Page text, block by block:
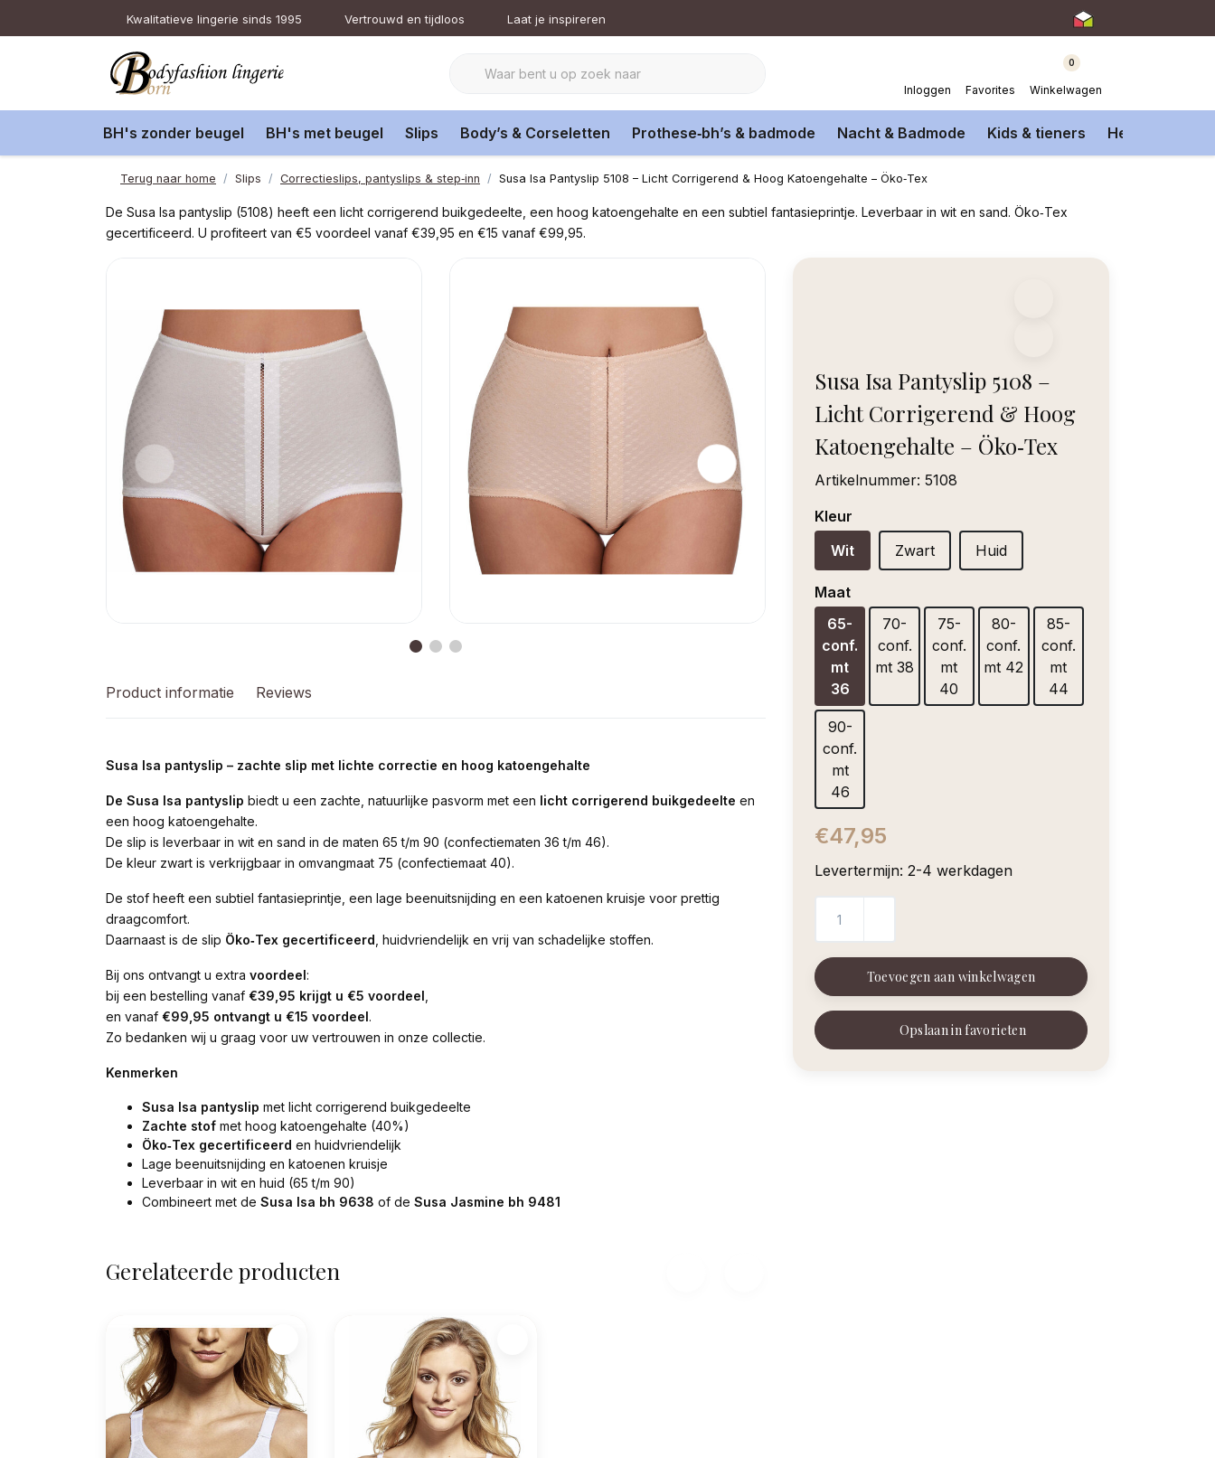
Kwalitatieve lingerie sinds 1995 Vertrouwd en tijdloos Laat je inspireren
Inloggen Favorites
0
Winkelwagen
BH's zonder beugel BH's met beugel Slips Body’s & Corseletten Prothese‑bh’s & badmode Nacht & Badmode Kids & tieners Heren
Terug naar home Slips Correctieslips, pantyslips & step‑inn Susa Isa Pantyslip 5108 – Licht Corrigerend & Hoog Katoengehalte – Öko‑Tex
De Susa Isa pantyslip (5108) heeft een licht corrigerend buikgedeelte, een hoog katoengehalte en een subtiel fantasieprintje. Leverbaar in wit en sand. Öko‑Tex
gecertificeerd. U profiteert van €5 voordeel vanaf €39,95 en €15 vanaf €99,95.
Susa Isa Pantyslip 5108 –
Licht Corrigerend & Hoog
Katoengehalte – Öko‑Tex
Artikelnummer: 5108
Kleur
Wit
Zwart Huid
Maat
65-
conf.
mt
36
70-
conf.
mt 38
75-
conf.
mt
40
80-
conf.
mt 42
85-
conf.
mt
44
90-
conf.
mt
46
€47,95
Levertermijn: 2-4 werkdagen
Toevoegen aan winkelwagen
Opslaan in favorieten
Product informatie Reviews
Susa Isa pantyslip – zachte slip met lichte correctie en hoog katoengehalte
De Susa Isa pantyslip biedt u een zachte, natuurlijke pasvorm met een licht corrigerend buikgedeelte en
een hoog katoengehalte.
De slip is leverbaar in wit en sand in de maten 65 t/m 90 (confectiematen 36 t/m 46).
De kleur zwart is verkrijgbaar in omvangmaat 75 (confectiemaat 40).
De stof heeft een subtiel fantasieprintje, een lage beenuitsnijding en een katoenen kruisje voor prettig
draagcomfort.
Daarnaast is de slip Öko‑Tex gecertificeerd , huidvriendelijk en vrij van schadelijke stoffen.
Bij ons ontvangt u extra voordeel:
bij een bestelling vanaf €39,95 krijgt u €5 voordeel
en vanaf €99,95 ontvangt u €15 voordeel.
Zo bedanken wij u graag voor uw vertrouwen in onze collectie.
Kenmerken
Susa Isa pantyslip met licht corrigerend buikgedeelte
Zachte stof met hoog katoengehalte (40%)
Öko‑Tex gecertificeerd en huidvriendelijk
Lage beenuitsnijding en katoenen kruisje
Leverbaar in wit en huid (65 t/m 90)
Combineert met de Susa Isa bh 9638 of de Susa Jasmine bh 9481
Gerelateerde producten